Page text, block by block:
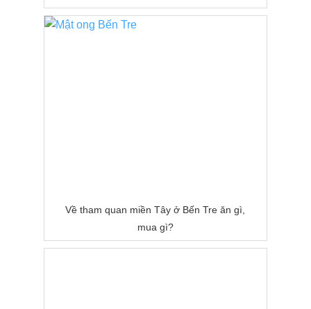
Về tham quan miền Tây ở Bến Tre ăn gì,
mua gì?